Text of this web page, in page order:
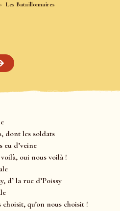
Les Bataillonnaires
dont les soldats
eu d’veine
voilà, oui nous voilà !
d’ la rue d’Poissy
choisit, qu’on nous choisit !